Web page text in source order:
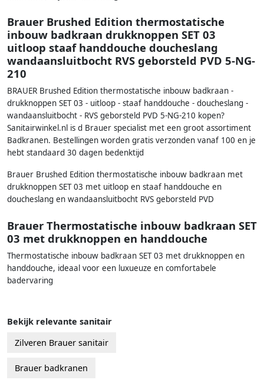
Brauer Brushed Edition thermostatische
inbouw badkraan drukknoppen SET 03
uitloop staaf handdouche doucheslang
wandaansluitbocht RVS geborsteld PVD 5-NG-
210
BRAUER Brushed Edition thermostatische inbouw badkraan -
drukknoppen SET 03 - uitloop - staaf handdouche - doucheslang -
wandaansluitbocht - RVS geborsteld PVD 5-NG-210 kopen?
Sanitairwinkel.nl is d Brauer specialist met een groot assortiment
Badkranen. Bestellingen worden gratis verzonden vanaf 100 en je
hebt standaard 30 dagen bedenktijd
Brauer Brushed Edition thermostatische inbouw badkraan met
drukknoppen SET 03 met uitloop en staaf handdouche en
doucheslang en wandaansluitbocht RVS geborsteld PVD
Brauer Thermostatische inbouw badkraan SET
03 met drukknoppen en handdouche
Thermostatische inbouw badkraan SET 03 met drukknoppen en
handdouche, ideaal voor een luxueuze en comfortabele
badervaring
Bekijk relevante sanitair
Zilveren Brauer sanitair
Brauer badkranen